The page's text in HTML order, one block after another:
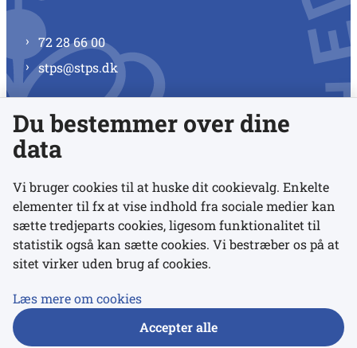
72 28 66 00
stps@stps.dk
Se alle kontaktnumre
Links
Udgivelser
Du bestemmer over dine
data
Vi bruger cookies til at huske dit cookievalg. Enkelte
elementer til fx at vise indhold fra sociale medier kan
sætte tredjeparts cookies, ligesom funktionalitet til
statistik også kan sætte cookies. Vi bestræber os på at
sitet virker uden brug af cookies.
Læs mere om cookies
Accepter alle